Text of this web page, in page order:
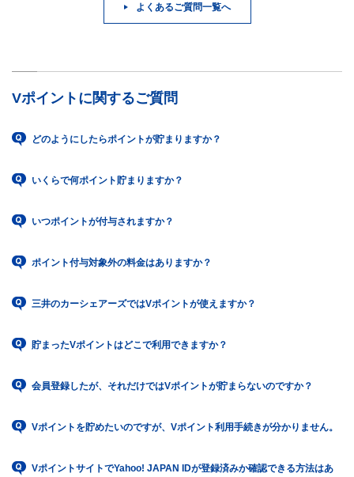
よくあるご質問一覧へ
Vポイントに関するご質問
どのようにしたらポイントが貯まりますか？
いくらで何ポイント貯まりますか？
いつポイントが付与されますか？
ポイント付与対象外の料金はありますか？
三井のカーシェアーズではVポイントが使えますか？
貯まったVポイントはどこで利用できますか？
会員登録したが、それだけではVポイントが貯まらないのですか？
Vポイントを貯めたいのですが、Vポイント利用手続きが分かりません。
VポイントサイトでYahoo! JAPAN IDが登録済みか確認できる方法はあ